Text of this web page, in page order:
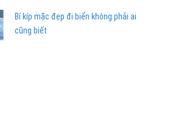
Bí kíp mặc đẹp đi biển không phải ai
cũng biết